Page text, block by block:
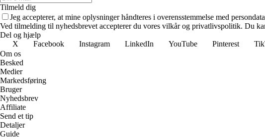
Tilmeld dig
Jeg accepterer, at mine oplysninger håndteres i overensstemmelse med
Ved tilmelding til nyhedsbrevet accepterer du vores vilkår og privatlivspolitik. Du
Del og hjælp
X
Facebook Instagram LinkedIn YouTube Pinterest
Om os
Besked
Medier
Markedsføring
Bruger
Nyhedsbrev
Affiliate
Send et tip
Detaljer
Guide